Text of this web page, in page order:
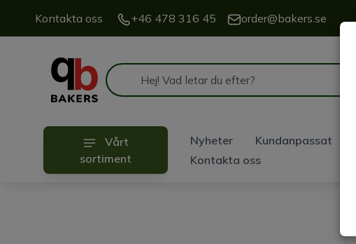
Kontakta oss +46 478 316 45 order@bakers.se
Vårt
sortiment
Nyheter Kundanpassat
Kontakta oss
Produktträffar